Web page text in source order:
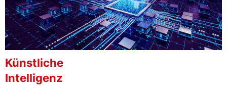
Künstliche
Intelligenz